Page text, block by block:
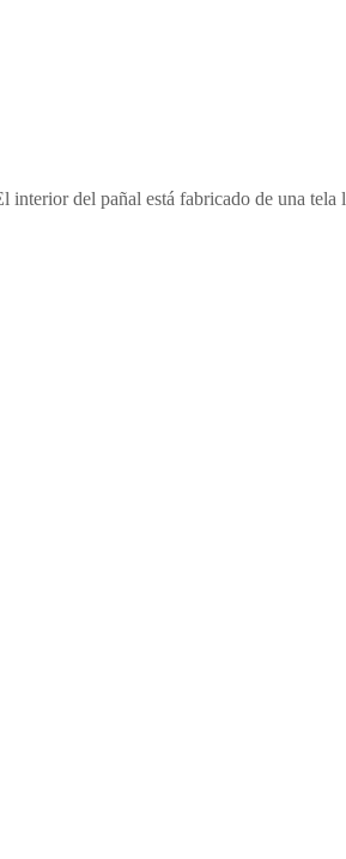
del pañal está fabricado de una tela